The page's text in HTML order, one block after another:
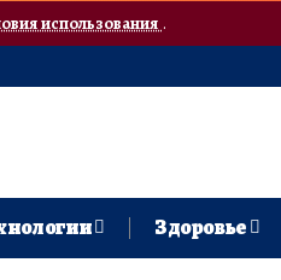
использования.
Здоровье